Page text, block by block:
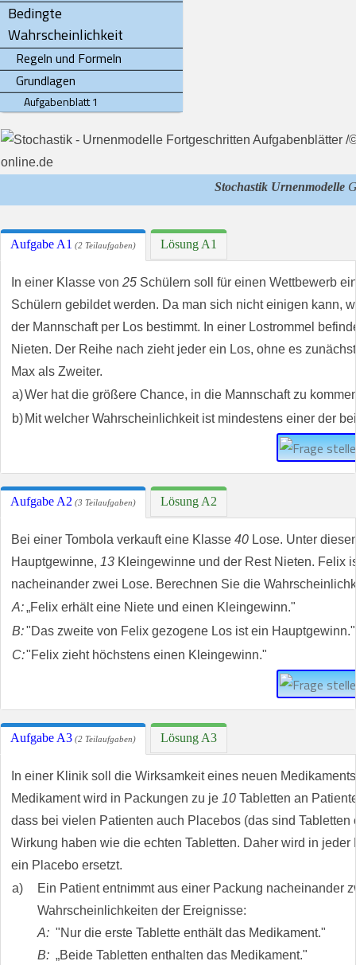
Bedingte
Wahrscheinlichkeit
Regeln und Formeln
Grundlagen
Aufgabenblatt 1
Stochastik Urnenmodelle
Aufgabe A1 (2 Teilaufgaben) Lösung A1
In einer Klasse von 25 Schülern soll für einen Wettbewerb
Schülern gebildet werden. Da man sich nicht einigen kann,
der Mannschaft per Los bestimmt. In einer Lostrommel
Nieten. Der Reihe nach zieht jeder ein Los, ohne es
Max als Zweiter.
a)Wer hat die größere Chance, in die Mannschaft zu
b) Mit welcher Wahrscheinlichkeit ist mindestens einer der
Aufgabe A2 (3 Teilaufgaben) Lösung A2
Bei einer Tombola verkauft eine Klasse 40 Lose. Unter
Hauptgewinne, 13 Kleingewinne und der Rest Nieten. Felix
nacheinander zwei Lose. Berechnen Sie die
A:„Felix erhält eine Niete und einen Kleingewinn."
B:"Das zweite von Felix gezogene Los ist ein Hauptgewinn."
C:"Felix zieht höchstens einen Kleingewinn."
Aufgabe A3 (2 Teilaufgaben) Lösung A3
In einer Klinik soll die Wirksamkeit eines neuen
Medikament wird in Packungen zu je 10 Tabletten an
dass bei vielen Patienten auch Placebos (das sind Tabletten
Wirkung haben wie die echten Tabletten. Daher wird in jeder
ein Placebo ersetzt.
a)
Ein Patient entnimmt aus einer Packung nacheinander
Wahrscheinlichkeiten der Ereignisse:
A: "Nur die erste Tablette enthält das Medikament."
B: „Beide Tabletten enthalten das Medikament."